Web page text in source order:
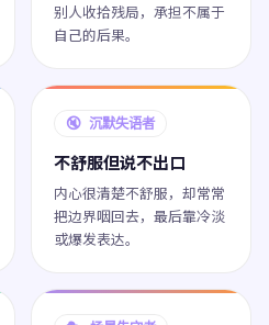
别人收拾残局，承担不属于
自己的后果。
🔇 沉默失语者
不舒服但说不出口
内心很清楚不舒服，却常常
把边界咽回去，最后靠冷淡
或爆发表达。